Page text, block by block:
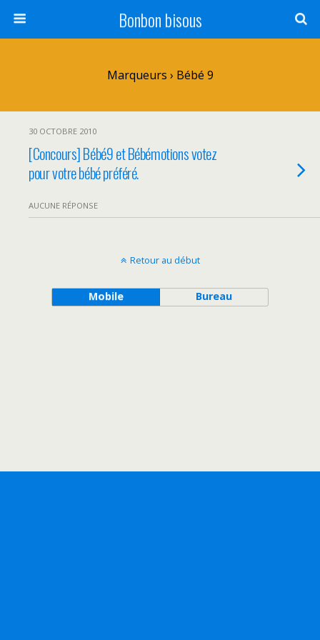
Bonbon bisous
Marqueurs › Bébé 9
30 OCTOBRE 2010
[Concours] Bébé9 et Bébémotions votez
pour votre bébé préféré.
AUCUNE RÉPONSE
Retour au début
Mobile Bureau